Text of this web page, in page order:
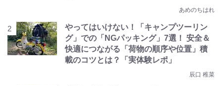
あめのちはれ
やってはいけない！「キャンプツーリン
グ」での「NGパッキング」7選！ 安全＆
快適につながる「荷物の順序や位置」積
載のコツとは？「実体験レポ」
辰口 稚菜